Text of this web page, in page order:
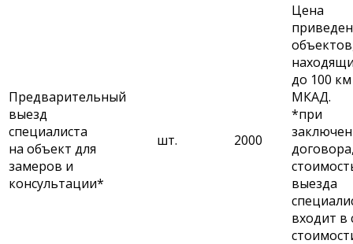
Предварительный
выезд
специалиста
на объект для
замеров и
консультации*
шт. 2000
Цена
до 100
МКАД.
*при
выезда
входит в